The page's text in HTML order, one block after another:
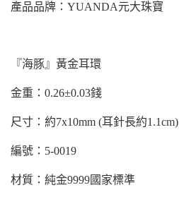
產品品牌：YUANDA元大珠寶
『海豚』黃金耳環
金重：0.26±0.03錢
尺寸：約7x10mm (耳針長約1.1cm)
編號：5-0019
材質：純金9999國家標準